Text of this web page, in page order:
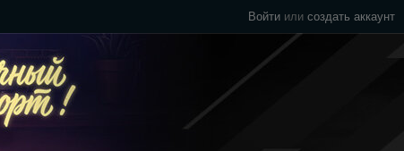
Войти или создать аккаунт